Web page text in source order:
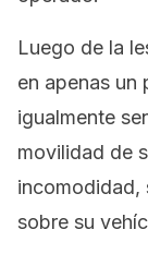
Luego de la
en apenas un
igualmente
movilidad de
incomodidad,
sobre su